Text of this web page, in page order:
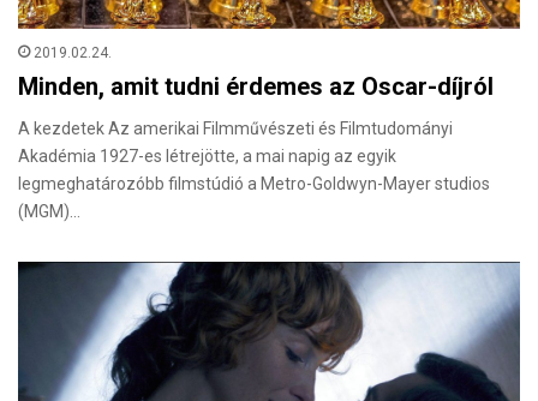
2019.02.24.
Minden, amit tudni érdemes az Oscar-díjról
A kezdetek Az amerikai Filmművészeti és Filmtudományi
Akadémia 1927-es létrejötte, a mai napig az egyik
legmeghatározóbb filmstúdió a Metro-Goldwyn-Mayer studios
(MGM)…